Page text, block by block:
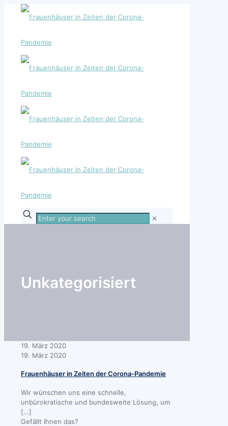
Enter
your
✕
Unkategorisiert
19. März 2020
19. März 2020
Frauenhäuser in Zeiten der Corona-Pandemie
Wir wünschen uns eine schnelle,
unbürokratische und bundesweite Lösung, um
[…]
Gefällt Ihnen das?